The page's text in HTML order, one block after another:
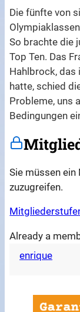
Die fünfte von
So brachte die
Top Ten. Das
Hahlbrock, das
hatte, schied
Probleme, uns
Bedingungen
Sie müssen
zuzugreifen.
Already a
enrique